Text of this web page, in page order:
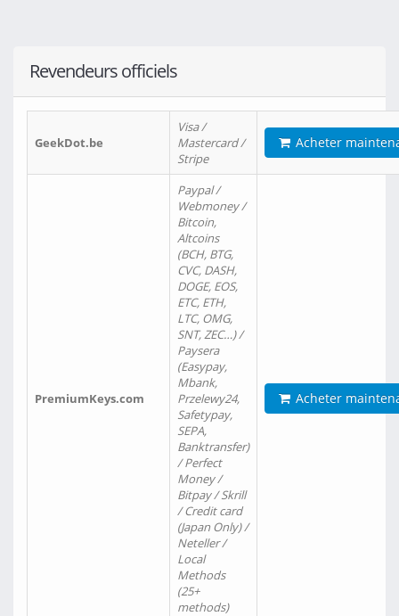
Revendeurs officiels
GeekDot.be
Visa /
Mastercard /
Stripe
Acheter
PremiumKeys.com
Paypal /
Webmoney /
Bitcoin,
Altcoins
(BCH, BTG,
CVC, DASH,
DOGE, EOS,
ETC, ETH,
LTC, OMG,
SNT, ZEC…) /
Paysera
(Easypay,
Mbank,
Przelewy24,
Safetypay,
SEPA,
Banktransfer)
/ Perfect
Money /
Bitpay / Skrill
/ Credit card
(Japan Only) /
Neteller /
Local
Methods
(25+
methods)
Acheter